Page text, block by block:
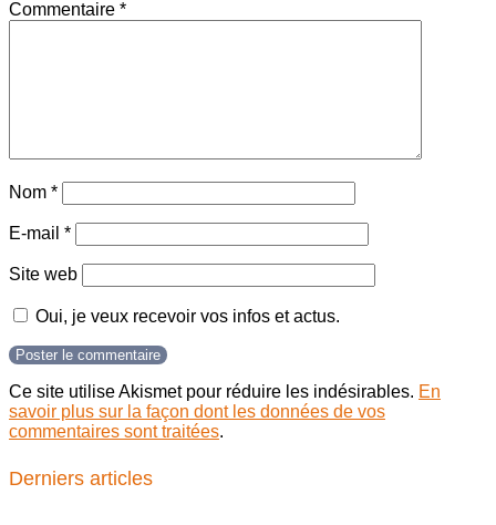
Commentaire *
Nom *
E-mail *
Site web
Oui, je veux recevoir vos infos et actus.
Ce site utilise Akismet pour réduire les indésirables. En
savoir plus sur la façon dont les données de vos
commentaires sont traitées.
Derniers articles